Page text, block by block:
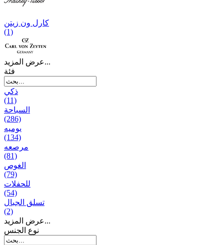
کارل ون زیتن
(1)
عرض المزيد...
فئة
ذكي
(11)
السباحة
(286)
يومیه
(134)
مرصعه
(81)
الغوص
(79)
للحفلات
(54)
تسلق الجبال
(2)
عرض المزيد...
نوع الجنس